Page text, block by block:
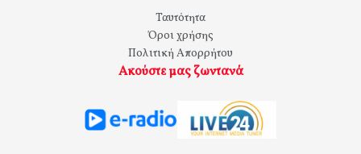
Ταυτότητα
Όροι χρήσης
Πολιτική Απορρήτου
Ακούστε μας ζωντανά